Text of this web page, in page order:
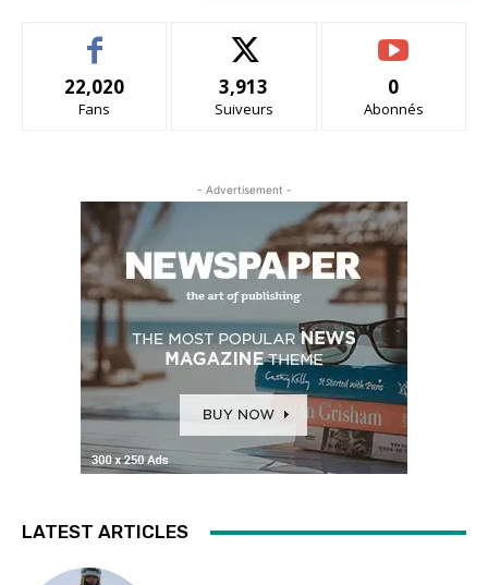
22,020
Fans
3,913
Suiveurs
0
Abonnés
- Advertisement -
LATEST ARTICLES